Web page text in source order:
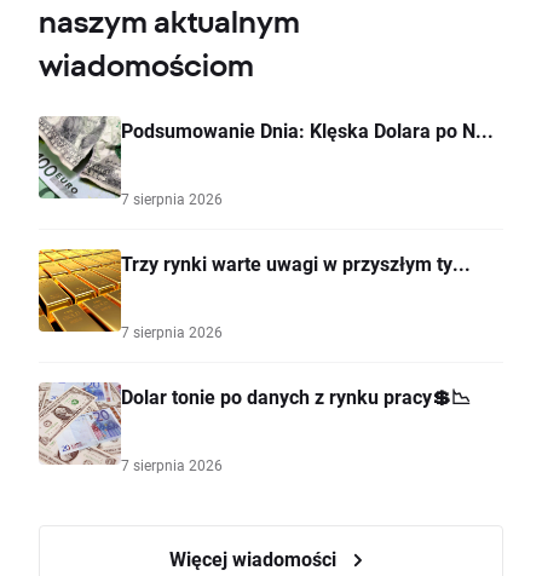
naszym aktualnym
wiadomościom
Podsumowanie Dnia: Klęska Dolara po N...
7 sierpnia 2026
Trzy rynki warte uwagi w przyszłym ty...
7 sierpnia 2026
Dolar tonie po danych z rynku pracy💲📉
7 sierpnia 2026
Więcej wiadomości